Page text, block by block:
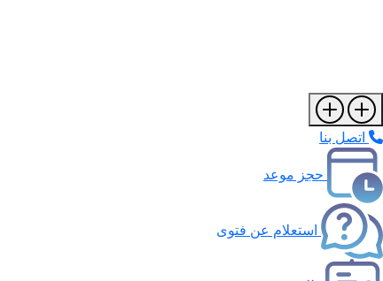
اتصل بنا
حجز موعد
استعلام عن فتوى